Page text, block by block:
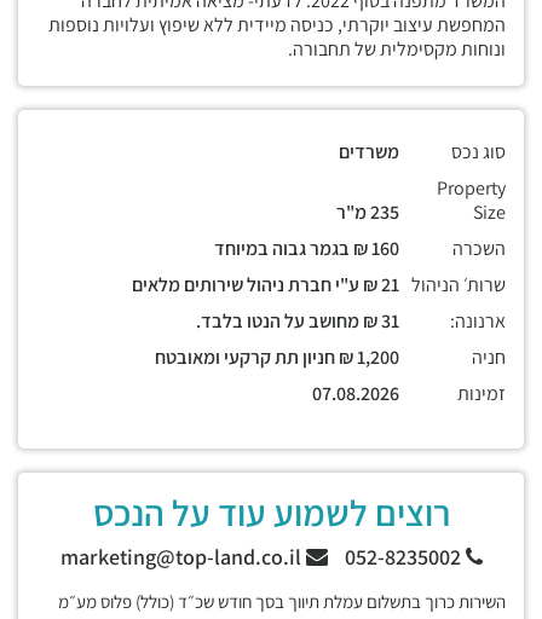
המחפשת עיצוב יוקרתי, כניסה מיידית ללא שיפוץ ועלויות נוספות
ונוחות מקסימלית של תחבורה.
סוג נכס
משרדים
Property
Size
השכרה
שרות׳ הניהול
ארנונה:
חניה
זמינות
רוצים לשמוע עוד על הנכס
052-8235002
השירות כרוך בתשלום עמלת תיווך בסך חודש שכ״ד (כולל) פלוס מע״מ